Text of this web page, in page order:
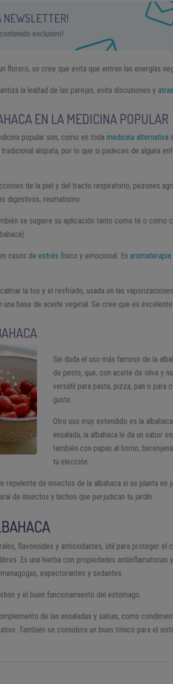
NEWSLETTER!
exclusivo!
florero, se cree que evita que entren las energías
la lealtad de las parejas, evita discusiones y
EN LA MEDICINA POPULAR
popular son, como en todamedicina alternativa
alópata, por lo que si padeces de alguna
de la piel y del tracto respiratorio, pezones
digestivos, reumatismo.
se sugiere su aplicación tanto como té o como
casos deestrés físico y emocional. Enaromaterapia
la tos y el resfriado, usada en las
una base de aceite vegetal. Se cree que es
Sin duda el uso más famoso de la
de pesto, que, con aceite de oliva y
versátil para pasta, pizza, pan o para
guste.
Otro uso muy extendido es la
ensalada, la albahaca le da un sabor
también con papas al horno,
tu elección.
repelente de insectos de la albahaca si se planta en
de insectos y bichos que perjudican tu jardín.
flavonoides y antioxidantes, útil para proteger el
Es una hierba con propiedades antiinflamatorias
expectorantes y sedantes.
y el buen funcionamiento del estómago.
de las ensaladas y salsas, como
También se considera un buen tónico para el